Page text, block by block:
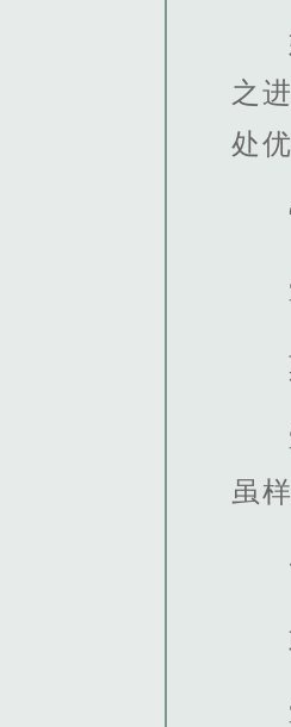
之
处
虽